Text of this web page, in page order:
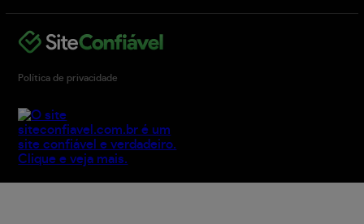
Política de privacidade